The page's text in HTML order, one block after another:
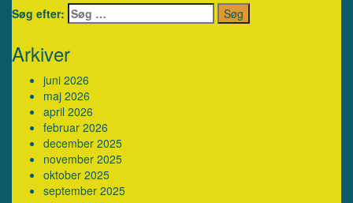
Søg efter:
Arkiver
juni 2026
maj 2026
april 2026
februar 2026
december 2025
november 2025
oktober 2025
september 2025